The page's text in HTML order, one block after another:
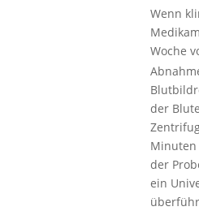
Wenn
Woche
der
Minuten
der
ein